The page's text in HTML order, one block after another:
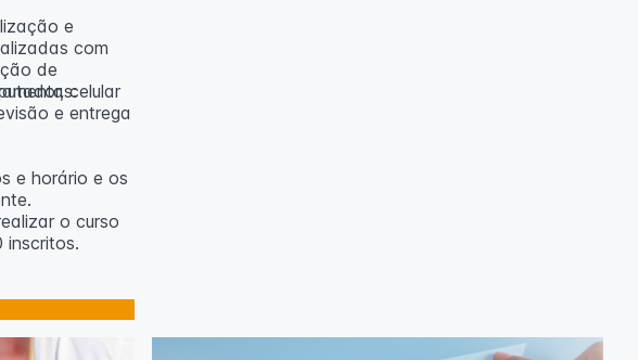
e
de
e entrega
com
celular
e horário e os
o curso
inscritos.